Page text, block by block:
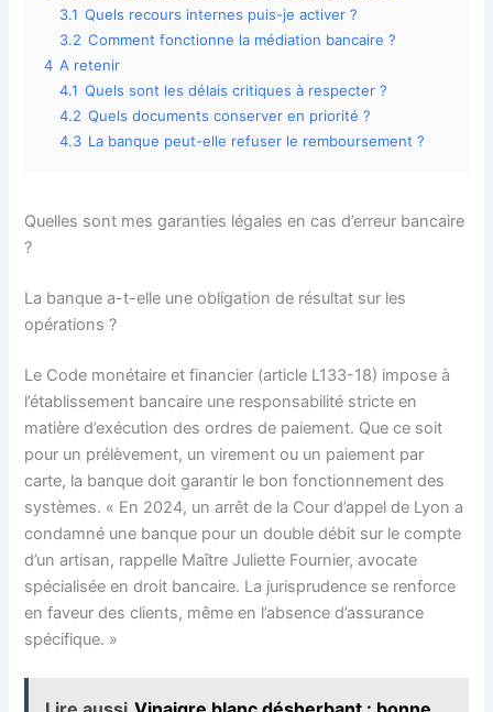
3.1 Quels recours internes puis-je activer ?
3.2 Comment fonctionne la médiation bancaire ?
4 A retenir
4.1 Quels sont les délais critiques à respecter ?
4.2 Quels documents conserver en priorité ?
4.3 La banque peut-elle refuser le remboursement ?
Quelles sont mes garanties légales en cas d’erreur bancaire
?
La banque a-t-elle une obligation de résultat sur les
opérations ?
Le Code monétaire et financier (article L133-18) impose à
l’établissement bancaire une responsabilité stricte en
matière d’exécution des ordres de paiement. Que ce soit
pour un prélèvement, un virement ou un paiement par
carte, la banque doit garantir le bon fonctionnement des
systèmes. « En 2024, un arrêt de la Cour d’appel de Lyon a
condamné une banque pour un double débit sur le compte
d’un artisan, rappelle Maître Juliette Fournier, avocate
spécialisée en droit bancaire. La jurisprudence se renforce
en faveur des clients, même en l’absence d’assurance
spécifique. »